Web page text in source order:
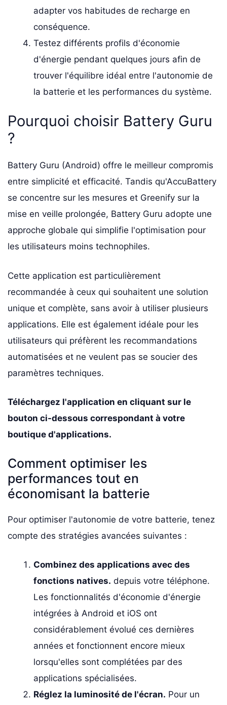
adapter vos habitudes de recharge en
conséquence.
Testez différents profils d'économie
d'énergie pendant quelques jours afin de
trouver l'équilibre idéal entre l'autonomie de
la batterie et les performances du système.
Pourquoi choisir Battery Guru
?
Battery Guru (Android) offre le meilleur compromis
entre simplicité et efficacité. Tandis qu'AccuBattery
se concentre sur les mesures et Greenify sur la
mise en veille prolongée, Battery Guru adopte une
approche globale qui simplifie l'optimisation pour
les utilisateurs moins technophiles.
Cette application est particulièrement
recommandée à ceux qui souhaitent une solution
unique et complète, sans avoir à utiliser plusieurs
applications. Elle est également idéale pour les
utilisateurs qui préfèrent les recommandations
automatisées et ne veulent pas se soucier des
paramètres techniques.
Téléchargez l'application en cliquant sur le
bouton ci-dessous correspondant à votre
boutique d'applications.
Comment optimiser les
performances tout en
économisant la batterie
Pour optimiser l'autonomie de votre batterie, tenez
compte des stratégies avancées suivantes :
Combinez des applications avec des
fonctions natives. depuis votre téléphone.
Les fonctionnalités d'économie d'énergie
intégrées à Android et iOS ont
considérablement évolué ces dernières
années et fonctionnent encore mieux
lorsqu'elles sont complétées par des
applications spécialisées.
Réglez la luminosité de l'écran. Pour un